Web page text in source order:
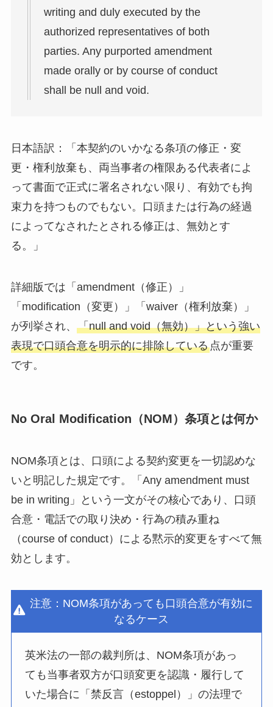
writing and duly executed by the
authorized representatives of both
parties. Any purported amendment
made orally or by course of conduct
shall be null and void.
日本語訳：「本契約のいかなる条項の修正・変
更・権利放棄も、両当事者の権限ある代表者によ
って書面で正式に署名されない限り、有効でも拘
束力を持つものでもない。口頭または行為の経過
によってなされたとされる修正は、無効とす
る。」
詳細版では「amendment（修正）」
「modification（変更）」「waiver（権利放棄）」
が列挙され、 「null and void（無効）」という強い
表現で口頭合意を明示的に排除している点が重要
です。
No Oral Modification（NOM）条項とは何か
NOM条項とは、口頭による契約変更を一切認めな
いと明記した規定です。「Any amendment must
be in writing」という一文がその核心であり、口頭
合意・電話での取り決め・行為の積み重ね
（course of conduct）による黙示的変更をすべて無
効とします。
注意：NOM条項があっても口頭合意が有効に
なるケース
英米法の一部の裁判所は、NOM条項があっ
ても当事者双方が口頭変更を認識・履行して
いた場合に「禁反言（estoppel）」の法理で